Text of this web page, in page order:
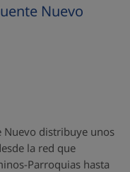
Nuevo
Nuevo distribuye unos
la red que
Parroquias hasta